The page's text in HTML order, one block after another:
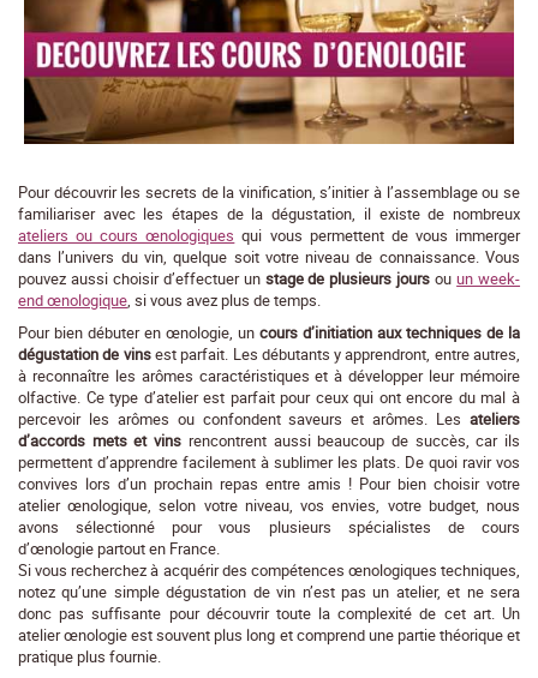
Pour découvrir les secrets de la vinification, s’initier à l’assemblage ou se
familiariser avec les étapes de la dégustation, il existe de nombreux
ateliers ou cours œnologiques qui vous permettent de vous immerger
dans l’univers du vin, quelque soit votre niveau de connaissance. Vous
pouvez aussi choisir d’effectuer un stage de plusieurs joursouun week-
end œnologique, si vous avez plus de temps.
Pour bien débuter en œnologie, un cours d’initiation aux techniques de la
dégustation de vinsest parfait. Les débutants y apprendront, entre autres,
à reconnaître les arômes caractéristiques et à développer leur mémoire
olfactive. Ce type d’atelier est parfait pour ceux qui ont encore du mal à
percevoir les arômes ou confondent saveurs et arômes. Les ateliers
d’accords mets et vins rencontrent aussi beaucoup de succès, car ils
permettent d’apprendre facilement à sublimer les plats. De quoi ravir vos
convives lors d’un prochain repas entre amis ! Pour bien choisir votre
atelier œnologique, selon votre niveau, vos envies, votre budget, nous
avons sélectionné pour vous plusieurs spécialistes de cours
d’œnologie partout en France.
Si vous recherchez à acquérir des compétences œnologiques techniques,
notez qu’une simple dégustation de vin n’est pas un atelier, et ne sera
donc pas suffisante pour découvrir toute la complexité de cet art. Un
atelier œnologie est souvent plus long et comprend une partie théorique et
pratique plus fournie.